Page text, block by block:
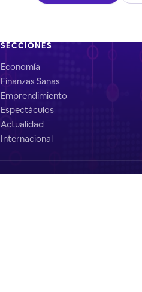
SECCIONES
Economía
Finanzas Sanas
Emprendimiento
Espectáculos
Actualidad
Internacional